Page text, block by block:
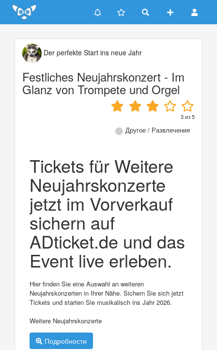
Update cookies preferences
Der perfekte Start ins neue Jahr
Festliches Neujahrskonzert - Im
Glanz von Trompete und Orgel
3из5
Другое / Развлечения
Tickets für Weitere
Neujahrskonzerte
jetzt im Vorverkauf
sichern auf
ADticket.de und das
Event live erleben.
Hier finden Sie eine Auswahl an weiteren
Neujahrskonzerten in Ihrer Nähe. Sichern Sie sich jetzt
Tickets und starten Sie musikalisch ins Jahr 2026.
Weitere Neujahrskonzerte
Подробности